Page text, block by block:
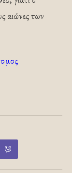
αι­ώνες των